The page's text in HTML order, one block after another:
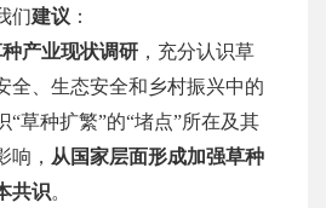
们建议 ：
产业现状调研 ，充分认识草
全、生态安全和乡村振兴中的
“草种扩繁”的“堵点”所在及其
响， 从国家层面形成加强草种
共识。